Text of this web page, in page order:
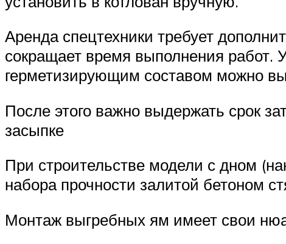
Аренда спецтехники требует
сокращает время выполнения работ.
герметизирующим составом можно
После этого важно выдержать срок
засыпке
При строительстве модели с дном
набора прочности залитой бетоном
Монтаж выгребных ям имеет свои